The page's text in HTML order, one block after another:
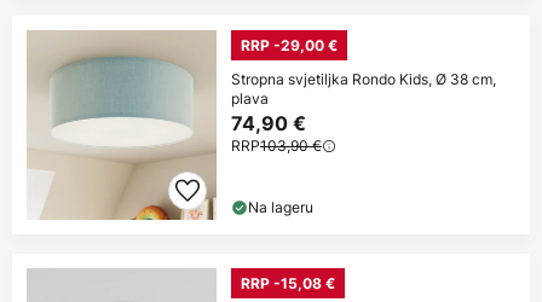
RRP -29,00 €
Stropna svjetiljka Rondo Kids, Ø 38 cm,
plava
74,90 €
RRP103,90 €
Na lageru
RRP -15,08 €